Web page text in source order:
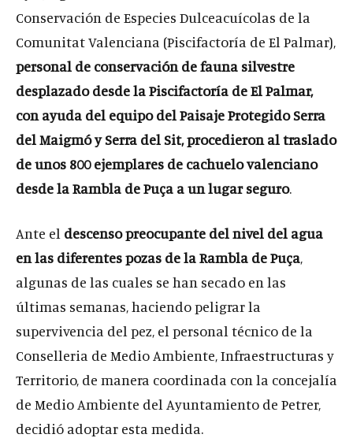
Conservación de Especies Dulceacuícolas de la
Comunitat Valenciana (Piscifactoría de El Palmar),
personal de conservación de fauna silvestre
desplazado desde la Piscifactoría de El Palmar,
con ayuda del equipo del Paisaje Protegido Serra
del Maigmó y Serra del Sit, procedieron altraslado
de unos 800 ejemplares de cachuelo valenciano
desde la Rambla de Puça a un lugar seguro.
Ante el descenso preocupante del nivel del agua
en las diferentes pozas de la Rambla de Puça,
algunas de las cuales se han secado en las
últimas semanas, haciendo peligrar la
supervivencia del pez, el personal técnico de la
Conselleria de Medio Ambiente, Infraestructuras y
Territorio, de manera coordinada con la concejalía
de Medio Ambiente del Ayuntamiento de Petrer,
decidió adoptar esta medida.